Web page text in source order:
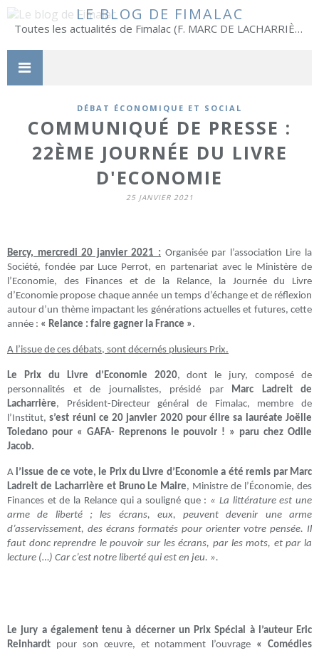
LE BLOG DE FIMALAC
Toutes les actualités de Fimalac (F. MARC DE LACHARRIÈRE)
DÉBAT ÉCONOMIQUE ET SOCIAL
COMMUNIQUÉ DE PRESSE :
22ÈME JOURNÉE DU LIVRE
D'ECONOMIE
25 JANVIER 2021
Bercy, mercredi 20 janvier 2021 : Organisée par l’association Lire la
Société, fondée par Luce Perrot, en partenariat avec le Ministère de
l’Economie, des Finances et de la Relance, la Journée du Livre
d’Economie propose chaque année un temps d’échange et de réflexion
autour d’un thème impactant les générations actuelles et futures, cette
année : « Relance : faire gagner la France ».
A l’issue de ces débats, sont décernés plusieurs Prix.
Le Prix du Livre d’Economie 2020, dont le jury, composé de
personnalités et de journalistes, présidé par Marc Ladreit de
Lacharrière, Président-Directeur général de Fimalac, membre de
l’Institut,s’est réuni ce 20 janvier 2020 pour élire sa lauréate Joëlle
Toledano pour « GAFA- Reprenons le pouvoir ! » paru chez Odile
Jacob.
A l’issue de ce vote, le Prix du Livre d’Economie a été remis par Marc
Ladreit de Lacharrière et Bruno Le Maire, Ministre de l’Économie, des
Finances et de la Relance qui a souligné que : « La littérature est une
arme de liberté ; les écrans, eux, peuvent devenir une arme
d’asservissement, des écrans formatés pour orienter votre pensée. Il
faut donc reprendre le pouvoir sur les écrans, par les mots, et par la
lecture (…) Car c’est notre liberté qui est en jeu. ».
Le jury a également tenu à décerner un Prix Spécial à l’auteur Eric
Reinhardt pour son œuvre, et notamment l’ouvrage « Comédies